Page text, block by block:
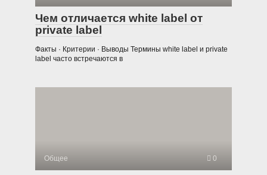
Чем отличается white label от
private label
Факты · Критерии · Выводы Термины white label и private
label часто встречаются в
Общее 0